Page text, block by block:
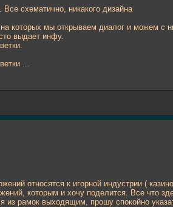
схематично, никакого дизайна
которых мы открываем диалог и можем с
выдает инфу.
...
относятся к игорной индустрии (
которым и хочу поделится. Все что
из рамок выходящим, прошу спокойно